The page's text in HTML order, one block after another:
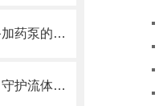
智能加药新趋势：环保设备加药泵的自动化与智能化
耐腐蚀计量泵：准确控制，守护流体传输安全